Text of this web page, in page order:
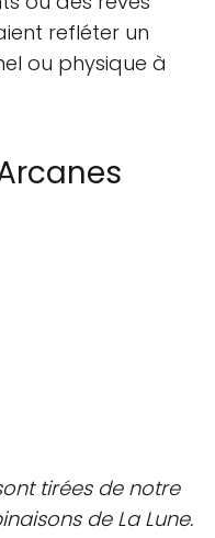
refléter un
ou physique à
tirées de notre
de La Lune.